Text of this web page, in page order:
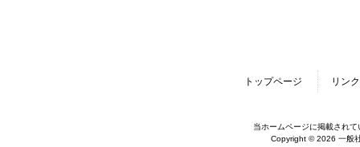
トップページ リンク
当ホームページに掲載され
Copyright © 2026 一般